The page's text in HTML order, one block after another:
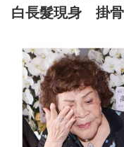
白長髮現身 掛骨